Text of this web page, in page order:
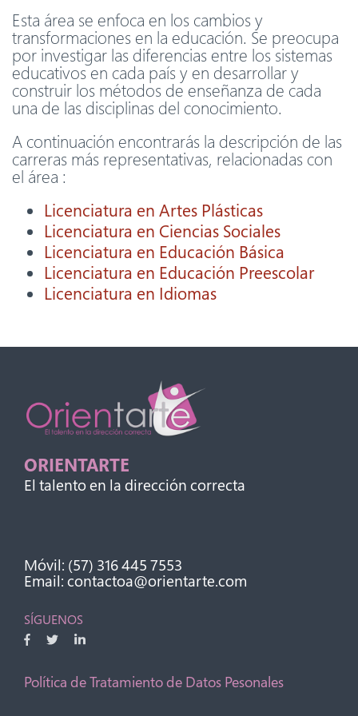
Esta área se enfoca en los cambios y
transformaciones en la educación. Se preocupa
por investigar las diferencias entre los sistemas
educativos en cada país y en desarrollar y
construir los métodos de enseñanza de cada
una de las disciplinas del conocimiento.
A continuación encontrarás la descripción de las
carreras más representativas, relacionadas con
el área :
Licenciatura en Artes Plásticas
Licenciatura en Ciencias Sociales
Licenciatura en Educación Básica
Licenciatura en Educación Preescolar
Licenciatura en Idiomas
ORIENTARTE
El talento en la dirección correcta
Móvil: (57) 316 445 7553
Email: contactoa@orientarte.com
SÍGUENOS
Política de Tratamiento de Datos Pesonales